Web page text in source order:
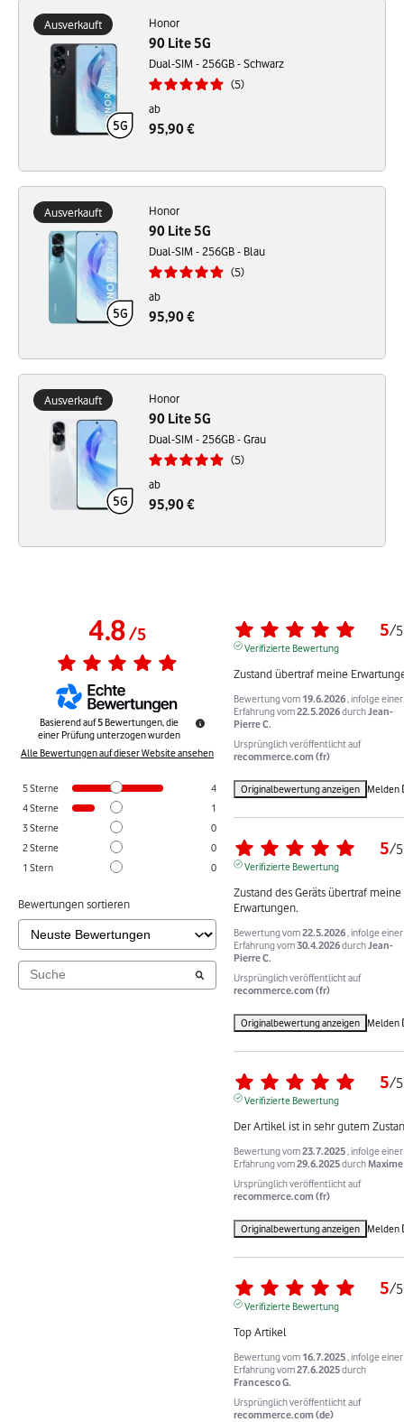
Ausverkauft Honor
90 Lite 5G
Dual-SIM - 256GB - Schwarz
5
ab
95,90 €
Ausverkauft Honor
90 Lite 5G
Dual-SIM - 256GB - Blau
5
ab
95,90 €
Ausverkauft Honor
90 Lite 5G
Dual-SIM - 256GB - Grau
5
ab
95,90 €
4.8/5
Basierend auf5 Bewertungen, die
einer Prüfung unterzogen wurden
Alle Bewertungen auf dieser Website ansehen
5Sterne
4
4Sterne
1
3Sterne
0
2Sterne
0
1 Stern 0
Bewertungen sortieren
5/5
Verifizierte Bewertung
Zustand übertraf meine
Bewertung vom 19.6.2026 , infolge einer
Erfahrung vom22.5.2026durchJean-
Pierre C.
Ursprünglich veröffentlicht auf
recommerce.com (fr)
Originalbewertung anzeigen Melden
5/5
Verifizierte Bewertung
Zustand des Geräts übertraf meine
Erwartungen.
Bewertung vom22.5.2026 , infolge einer
Erfahrung vom30.4.2026durchJean-
Pierre C.
Ursprünglich veröffentlicht auf
recommerce.com (fr)
Originalbewertung anzeigen Melden
5/5
Verifizierte Bewertung
Der Artikel ist in sehr gutem
Bewertung vom23.7.2025 , infolge einer
Erfahrung vom29.6.2025durchMaxime
Ursprünglich veröffentlicht auf
recommerce.com (fr)
Originalbewertung anzeigen Melden
5/5
Verifizierte Bewertung
Top Artikel
Bewertung vom 16.7.2025 , infolge einer
Erfahrung vom27.6.2025durch
Francesco G.
Ursprünglich veröffentlicht auf
recommerce.com (de)